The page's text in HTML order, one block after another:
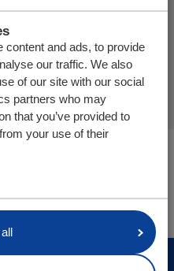
and ads, to provide
our traffic. We also
of our site with our social
partners who may
that you’ve provided to
your use of their
produtos
de oferta
MK Coevorden, The